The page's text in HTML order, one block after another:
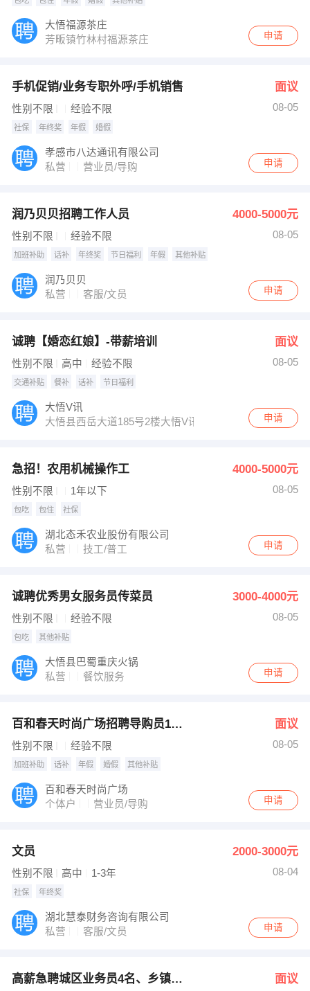
大悟福源茶庄
芳畈镇竹林村福源茶庄
申请
手机促销/业务专职外呼/手机销售 面议
性别不限 经验不限 08-05
社保 年终奖 年假 婚假
孝感市八达通讯有限公司
私营
营业员/导购 申请
润乃贝贝招聘工作人员 4000-5000元
性别不限 经验不限 08-05
加班补助 话补 年终奖 节日福利 年假 其他补贴
润乃贝贝
私营
客服/文员 申请
诚聘【婚恋红娘】-带薪培训 面议
性别不限 高中 经验不限 08-05
交通补贴 餐补 话补 节日福利
大悟V讯
大悟县西岳大道185号2楼大悟V讯（城北小区旁）申请
急招！农用机械操作工 4000-5000元
性别不限 1年以下 08-05
包吃 包住 社保
湖北态禾农业股份有限公司
私营
技工/普工 申请
诚聘优秀男女服务员传菜员 3000-4000元
性别不限 经验不限 08-05
包吃 其他补贴
大悟县巴蜀重庆火锅
私营
餐饮服务 申请
百和春天时尚广场招聘导购员10名 面议
性别不限 经验不限 08-05
加班补助 话补 年假 婚假 其他补贴
百和春天时尚广场
个体户
营业员/导购 申请
文员 2000-3000元
性别不限 高中 1-3年 08-04
社保 年终奖
湖北慧泰财务咨询有限公司
私营
客服/文员 申请
高薪急聘城区业务员4名、乡镇业务员1名！ 面议